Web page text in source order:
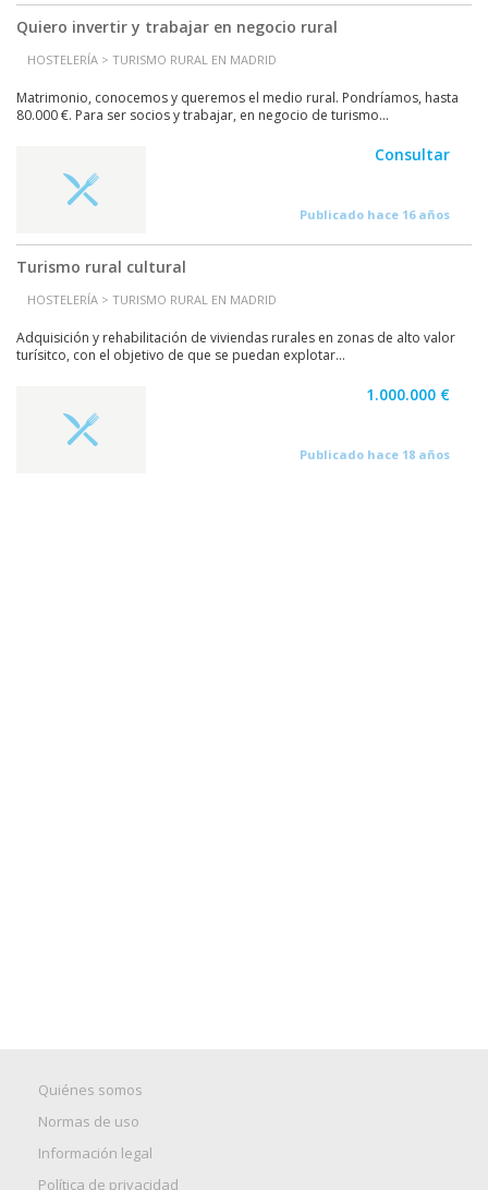
Quiero invertir y trabajar en negocio rural
HOSTELERÍA > TURISMO RURAL EN MADRID
Matrimonio, conocemos y queremos el medio rural. Pondríamos, hasta
80.000 €. Para ser socios y trabajar, en negocio de turismo...
Consultar
Publicado hace 16 años
Turismo rural cultural
HOSTELERÍA > TURISMO RURAL EN MADRID
Adquisición y rehabilitación de viviendas rurales en zonas de alto valor
turísitco, con el objetivo de que se puedan explotar...
1.000.000 €
Publicado hace 18 años
Quiénes somos
Normas de uso
Información legal
Política de privacidad